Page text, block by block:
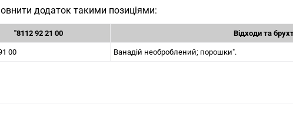
додаток такими позиціями:
"8112 92 21 00 Відходи та
00 Ванадій необроблений; порошки".